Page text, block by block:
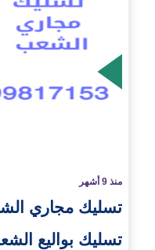
منذ 9 أشهر
تسليك بواليع